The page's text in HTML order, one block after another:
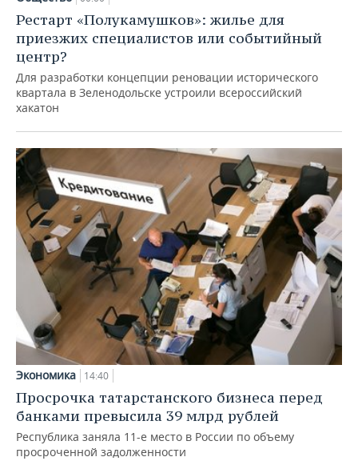
Рестарт «Полукамушков»: жилье для
приезжих специалистов или событийный
центр?
Для разработки концепции реновации исторического
квартала в Зеленодольске устроили всероссийский
хакатон
Экономика 14:40
Просрочка татарстанского бизнеса перед
банками превысила 39 млрд рублей
Республика заняла 11-е место в России по объему
просроченной задолженности